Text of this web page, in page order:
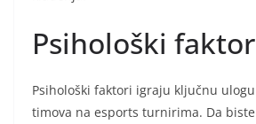
Psihološki
Psihološki faktori igraju ključnu
timova na esports turnirima. Da